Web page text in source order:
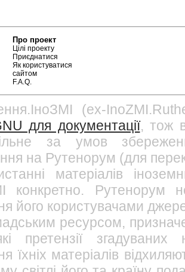
Про проект
Цілі проекту
Приєднатися
Як користуватися
сайтом
F.A.Q.
(ex-
для документації, тож
за умов
на Рутенорум (для
матеріалів
конкретно. Рутенорум
його користувачами
ресурсом,
претензії
їхніх матеріалів